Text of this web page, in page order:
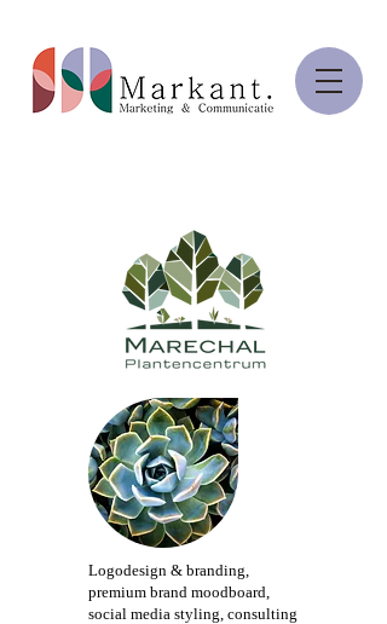
Logodesign & branding,
premium brand moodboard,
social media styling, consulting